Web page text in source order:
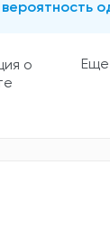
вероятность
о
Еще